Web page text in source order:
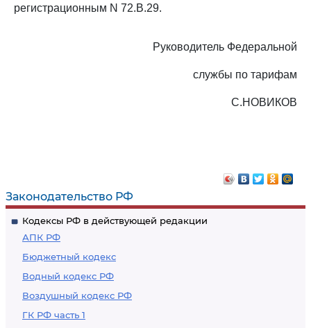
Законодательство РФ
Кодексы РФ в действующей редакции
АПК РФ
Бюджетный кодекс
Водный кодекс РФ
Воздушный кодекс РФ
ГК РФ часть 1
регистрационным N 72.В.29.
Руководитель Федеральной
службы по тарифам
С.НОВИКОВ